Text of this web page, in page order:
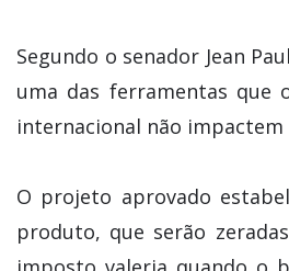
Segundo o senador Jean
uma das ferramentas que
internacional não
O projeto aprovado
produto, que serão